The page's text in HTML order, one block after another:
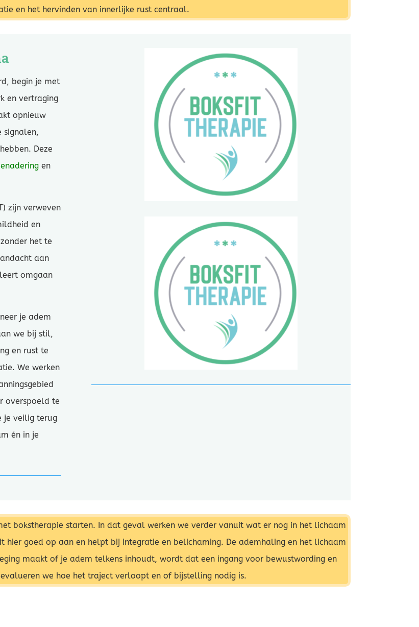
en het hervinden van innerlijke rust centraal.
begin je met
en vertraging
opnieuw
signalen,
Deze
en
zijn verweven
en
het te
aan
omgaan
je adem
we bij stil,
en rust te
We werken
overspoeld te
je veilig terug
én in je
bokstherapie starten. In dat geval werken we verder vanuit wat er nog in het lichaam
hier goed op aan en helpt bij integratie en belichaming. De ademhaling en het lichaam
maakt of je adem telkens inhoudt, wordt dat een ingang voor bewustwording en
evalueren we hoe het traject verloopt en of bijstelling nodig is.